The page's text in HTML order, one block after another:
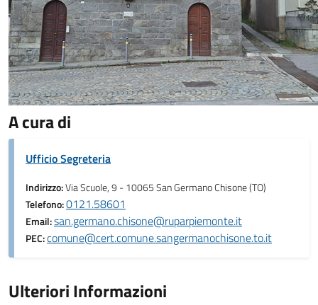
A cura di
Ufficio Segreteria
Indirizzo:Via Scuole, 9 - 10065 San Germano Chisone (TO)
Telefono:0121.58601
Email:san.germano.chisone@ruparpiemonte.it
PEC:comune@cert.comune.sangermanochisone.to.it
Ulteriori Informazioni